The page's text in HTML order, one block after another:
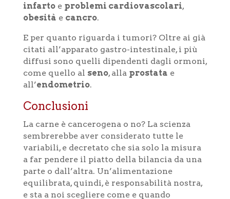
infartoe problemi cardiovascolari,
obesità e cancro.
E per quanto riguarda i tumori? Oltre ai già
citati all’apparato gastro-intestinale, i più
diffusi sono quelli dipendenti dagli ormoni,
come quello al seno, alla prostata e
all’endometrio.
Conclusioni
La carne è cancerogena o no? La scienza
sembrerebbe aver considerato tutte le
variabili, e decretato che sia solo la misura
a far pendere il piatto della bilancia da una
parte o dall’altra. Un’alimentazione
equilibrata, quindi, è responsabilità nostra,
e sta a noi scegliere come e quando